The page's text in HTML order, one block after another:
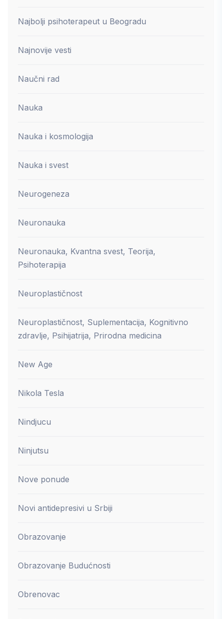
Najbolji psihoterapeut u Beogradu
Najnovije vesti
Naučni rad
Nauka
Nauka i kosmologija
Nauka i svest
Neurogeneza
Neuronauka
Neuronauka, Kvantna svest, Teorija,
Psihoterapija
Neuroplastičnost
Neuroplastičnost, Suplementacija, Kognitivno
zdravlje, Psihijatrija, Prirodna medicina
New Age
Nikola Tesla
Nindjucu
Ninjutsu
Nove ponude
Novi antidepresivi u Srbiji
Obrazovanje
Obrazovanje Budućnosti
Obrenovac